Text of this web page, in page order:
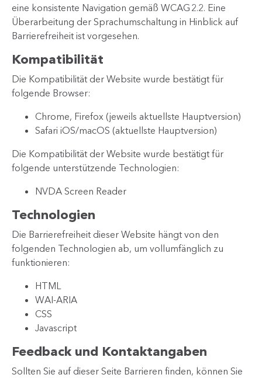
eine konsistente Navigation gemäß WCAG 2.2. Eine
Überarbeitung der Sprachumschaltung in Hinblick auf
Barrierefreiheit ist vorgesehen.
Kompatibilität
Die Kompatibilität der Website wurde bestätigt für
folgende Browser:
Chrome, Firefox (jeweils aktuellste Hauptversion)
Safari iOS/macOS (aktuellste Hauptversion)
Die Kompatibilität der Website wurde bestätigt für
folgende unterstützende Technologien:
NVDA Screen Reader
Technologien
Die Barrierefreiheit dieser Website hängt von den
folgenden Technologien ab, um vollumfänglich zu
funktionieren:
HTML
WAI-ARIA
CSS
Javascript
Feedback und Kontaktangaben
Sollten Sie auf dieser Seite Barrieren finden, können Sie